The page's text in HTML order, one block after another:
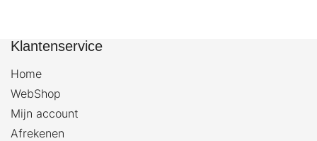
Klantenservice
Home
WebShop
Mijn account
Afrekenen